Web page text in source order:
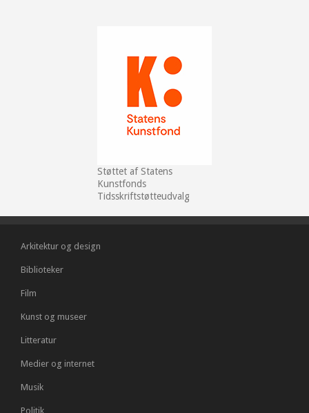
Støttet af Statens
Kunstfonds
Tidsskriftstøtteudvalg
Arkitektur og design
Biblioteker
Film
Kunst og museer
Litteratur
Medier og internet
Musik
Politik